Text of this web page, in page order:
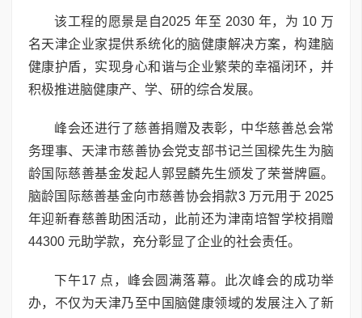
该工程的愿景是自2025 年至 2030 年，为 10 万
名天津企业家提供系统化的脑健康解决方案，构建脑
健康护盾，实现身心和谐与企业繁荣的幸福闭环，并
积极推进脑健康产、学、研的综合发展。
峰会还进行了慈善捐赠及表彰，中华慈善总会常
务理事、天津市慈善协会党支部书记兰国樑先生为脑
龄国际慈善基金发起人郭昱麟先生颁发了荣誉牌匾。
脑龄国际慈善基金向市慈善协会捐款3 万元用于 2025
年迎新春慈善助困活动，此前还为津南培智学校捐赠
44300 元助学款，充分彰显了企业的社会责任。
下午17 点，峰会圆满落幕。此次峰会的成功举
办，不仅为天津乃至中国脑健康领域的发展注入了新